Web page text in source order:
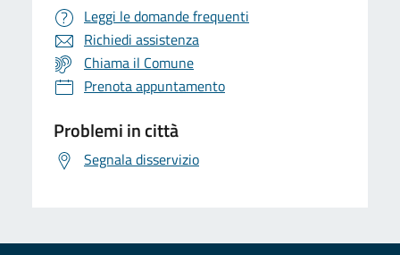
Leggi le domande frequenti
Richiedi assistenza
Chiama il Comune
Prenota appuntamento
Problemi in città
Segnala disservizio